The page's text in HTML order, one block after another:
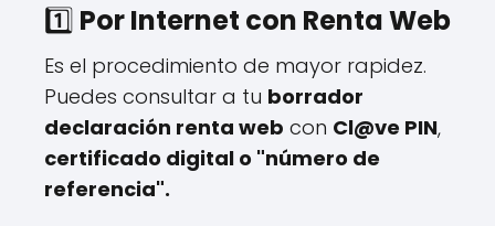
1️⃣ Por Internet con Renta Web
Es el procedimiento de mayor rapidez.
Puedes consultar a tu borrador
declaración renta web con Cl@ve PIN,
certificado digital o "número de
referencia".